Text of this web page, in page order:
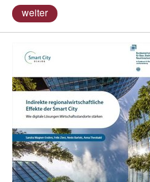
weiter